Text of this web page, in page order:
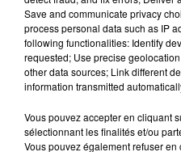
100%
100% Radio l'agenda du
30 novembre 2023 - 1 min
Save and communicate privacy
process personal data such as IP
following functionalities: Identify
requested; Use precise
other data sources; Link different
information transmitted
Vous pouvez accepter en cliquant
sélectionnant les finalités et/ou
Vous pouvez également refuser